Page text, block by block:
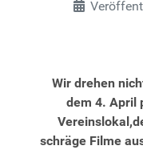
Details
Wir drehen
dem 4. April
schräge Filme